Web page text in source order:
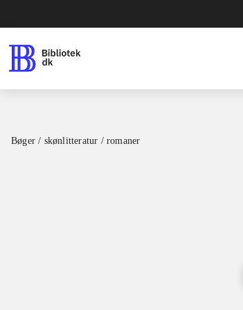
Bøger / skønlitteratur / romaner